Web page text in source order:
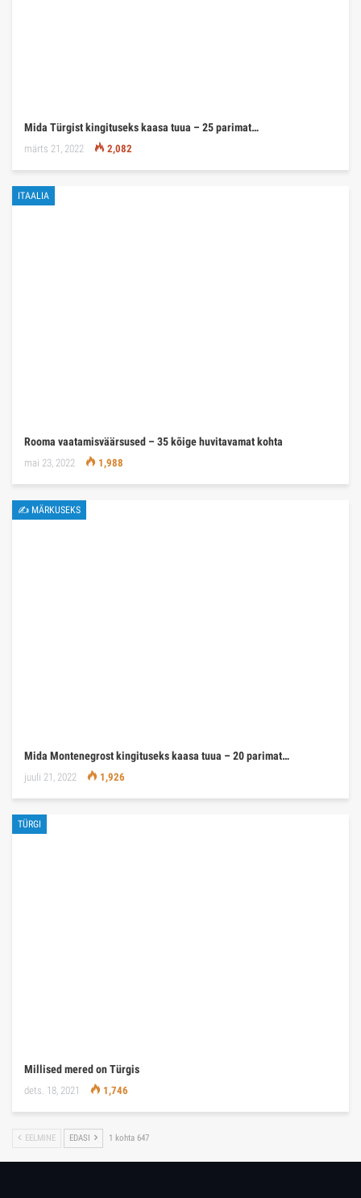
Mida Türgist kingituseks kaasa tuua – 25 parimat…
märts 21, 2022 2,082
ITAALIA
Rooma vaatamisväärsused – 35 kõige huvitavamat kohta
mai 23, 2022 1,988
✍ MÄRKUSEKS
Mida Montenegrost kingituseks kaasa tuua – 20 parimat…
juuli 21, 2022 1,926
TÜRGI
Millised mered on Türgis
dets. 18, 2021 1,746
EELMINE EDASI 1 kohta 647